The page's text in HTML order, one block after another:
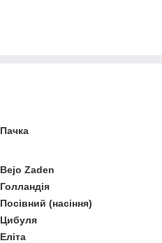
Пачка
Bejo Zaden
Голландія
Посівний (насіння)
Цибуля
Еліта